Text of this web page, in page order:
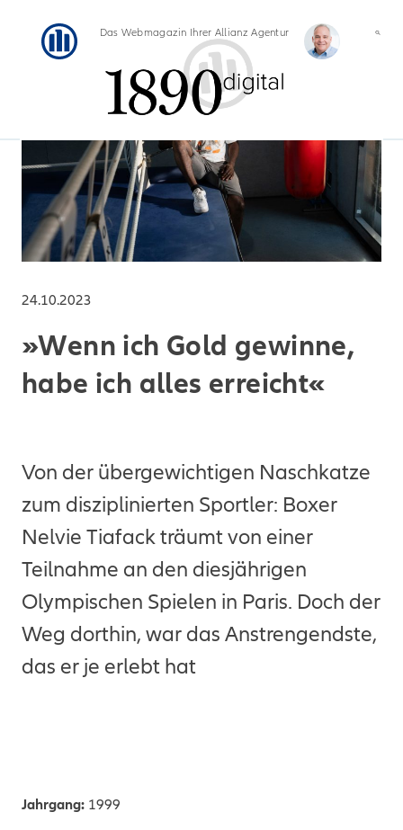
Das Webmagazin Ihrer Allianz Agentur
24.10.2023
»Wenn ich Gold gewinne,
habe ich alles erreicht«
Von der übergewichtigen Naschkatze
zum disziplinierten Sportler: Boxer
Nelvie Tiafack träumt von einer
Teilnahme an den diesjährigen
Olympischen Spielen in Paris. Doch der
Weg dorthin, war das Anstrengendste,
das er je erlebt hat
Jahrgang: 1999